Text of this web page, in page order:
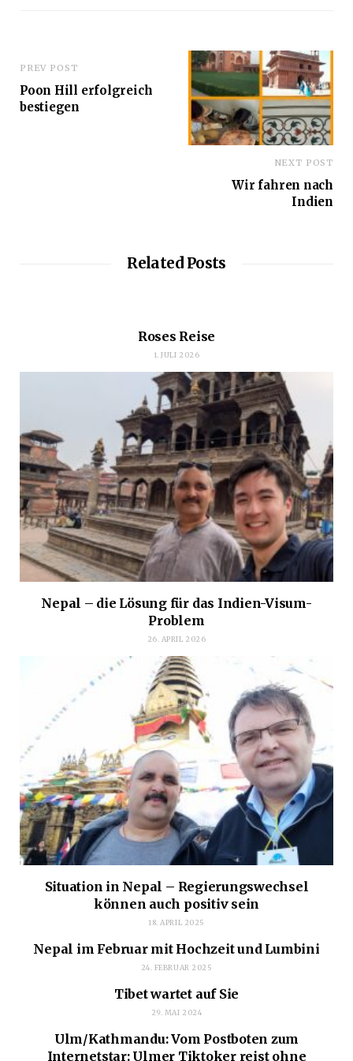
PREV POST
Poon Hill erfolgreich
bestiegen
NEXT POST
Wir fahren nach
Indien
Related Posts
Roses Reise
1. JULI 2026
Nepal – die Lösung für das Indien-Visum-
Problem
26. APRIL 2026
Situation in Nepal – Regierungswechsel
können auch positiv sein
18. APRIL 2025
Nepal im Februar mit Hochzeit und Lumbini
24. FEBRUAR 2025
Tibet wartet auf Sie
29. MAI 2024
Ulm/Kathmandu: Vom Postboten zum
Internetstar: Ulmer Tiktoker reist ohne